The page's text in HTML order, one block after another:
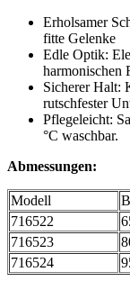
Erholsamer
fitte Gelenke
Edle Optik:
harmonischen
Sicherer Halt:
rutschfester
Pflegeleicht:
°C waschbar.
Abmessungen:
Modell
716522
716523
716524